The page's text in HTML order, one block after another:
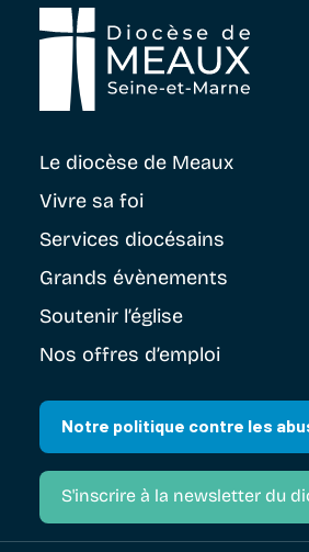
Le diocèse de Meaux
Vivre sa foi
Services diocésains
Grands évènements
Soutenir l’église
Nos offres d’emploi
Notre politique contre les
S'inscrire à la newsletter du